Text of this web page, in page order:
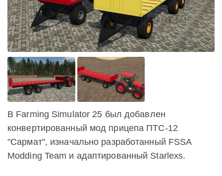
В Farming Simulator 25 был добавлен
конвертированный мод прицепа ПТС-12
"Сармат", изначально разработанный FSSA
Modding Team и адаптированный Starlexs.